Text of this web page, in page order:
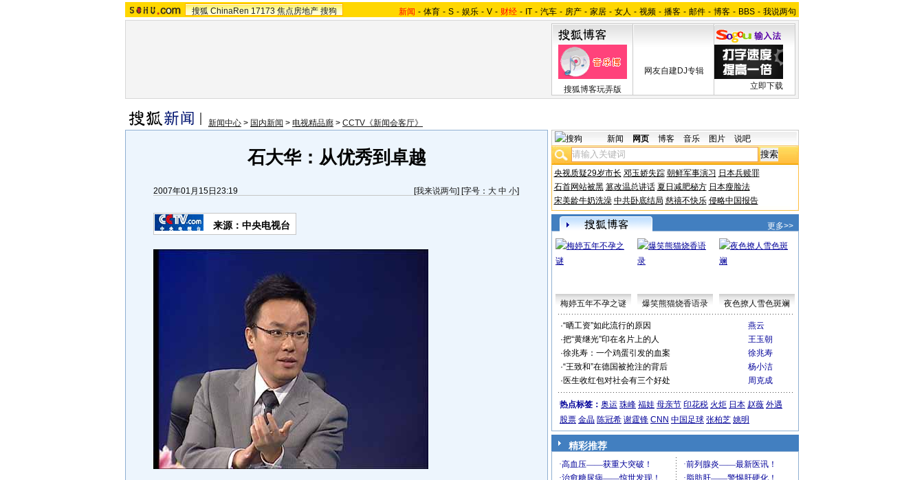
搜狐 ChinaRen 17173 焦点房地产 搜狗 新闻 - 体育 - S - 娱乐 - V - 财经 - IT - 汽车 - 房产 - 家居 - 女人 - 视频 - 播客 - 邮件 - 博客 - BBS - 我说两句
搜狐博客玩弄版
网友自建DJ专辑
立即下载
新闻中心 > 国内新闻 > 电视精品廊 > CCTV《新闻会客厅》
石大华：从优秀到卓越
2007年01月15日23:19 [我来说两句] [字号： 大 中 小]
来源：中央电视台
新闻 网页 博客 音乐 图片 说吧
央视质疑29岁市长 邓玉娇失踪 朝鲜军事演习 日本兵赎罪
石首网站被黑 篡改温总讲话 夏日减肥秘方 日本瘦脸法
宋美龄牛奶洗澡 中共卧底结局 慈禧不快乐 侵略中国报告
更多>>
梅婷五年不孕之谜 爆笑熊猫烧香语录 夜色撩人雪色斑斓
·“晒工资”如此流行的原因
燕云
·把“黄继光”印在名片上的人
王玉朝
·徐兆寿：一个鸡蛋引发的血案
徐兆寿
·“王致和”在德国被抢注的背后
杨小洁
· 医生收红包对社会有三个好处 周克成
热点标签： 奥运 珠峰 福娃 母亲节 印花税 火炬 日本 赵薇 外遇
股票 金晶 陈冠希 谢霆锋 CNN 中国足球 张柏芝 姚明
精彩推荐